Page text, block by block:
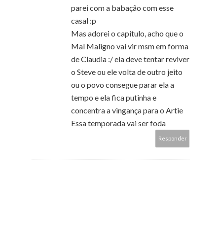
parei com a babação com esse
casal :p
Mas adorei o capitulo, acho que o
Mal Maligno vai vir msm em forma
de Claudia :/ ela deve tentar reviver
o Steve ou ele volta de outro jeito
ou o povo consegue parar ela a
tempo e ela fica putinha e
concentra a vingança para o Artie
Essa temporada vai ser foda
Responder